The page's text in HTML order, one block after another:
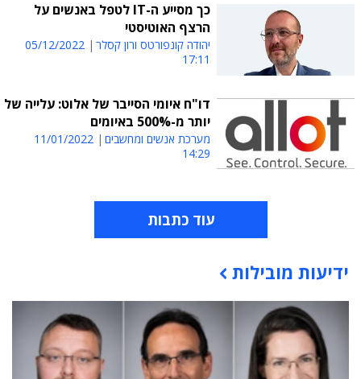
כך מסייע ה-IT לטפל באנשים על
הרצף האוטיסטי
יהודה קונפורטס ורון קסלר
05/12/2022
17:11
דו"ח איומי הסייבר של אלוט: עלייה של
יותר מ-500% באיומים
מערכת אנשים ומחשבים
11/01/2022
14:29
עוד כתבות
תוכן פרסומי
ידיעות מובילות